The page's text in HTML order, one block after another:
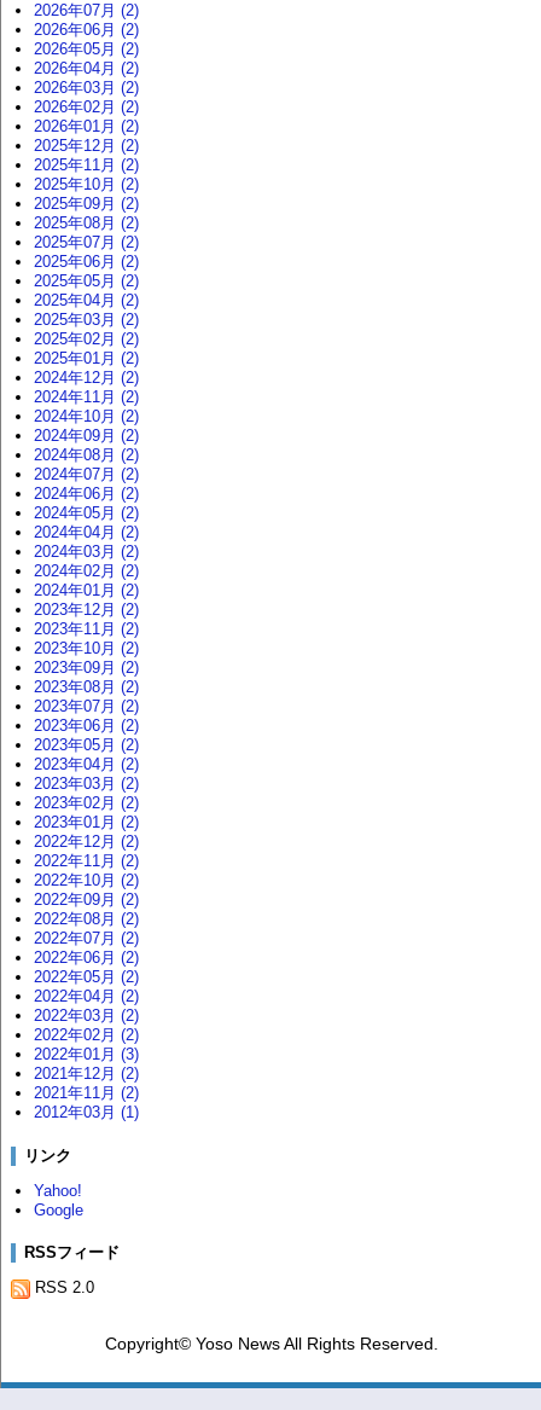
2026年07月 (2)
2026年06月 (2)
2026年05月 (2)
2026年04月 (2)
2026年03月 (2)
2026年02月 (2)
2026年01月 (2)
2025年12月 (2)
2025年11月 (2)
2025年10月 (2)
2025年09月 (2)
2025年08月 (2)
2025年07月 (2)
2025年06月 (2)
2025年05月 (2)
2025年04月 (2)
2025年03月 (2)
2025年02月 (2)
2025年01月 (2)
2024年12月 (2)
2024年11月 (2)
2024年10月 (2)
2024年09月 (2)
2024年08月 (2)
2024年07月 (2)
2024年06月 (2)
2024年05月 (2)
2024年04月 (2)
2024年03月 (2)
2024年02月 (2)
2024年01月 (2)
2023年12月 (2)
2023年11月 (2)
2023年10月 (2)
2023年09月 (2)
2023年08月 (2)
2023年07月 (2)
2023年06月 (2)
2023年05月 (2)
2023年04月 (2)
2023年03月 (2)
2023年02月 (2)
2023年01月 (2)
2022年12月 (2)
2022年11月 (2)
2022年10月 (2)
2022年09月 (2)
2022年08月 (2)
2022年07月 (2)
2022年06月 (2)
2022年05月 (2)
2022年04月 (2)
2022年03月 (2)
2022年02月 (2)
2022年01月 (3)
2021年12月 (2)
2021年11月 (2)
2012年03月 (1)
リンク
Yahoo!
Google
RSSフィード
RSS 2.0
Copyright© Yoso News All Rights Reserved.